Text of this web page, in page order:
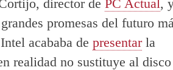
director de PC Actual,
promesas del futuro
acababa de presentarla
realidad no sustituye al